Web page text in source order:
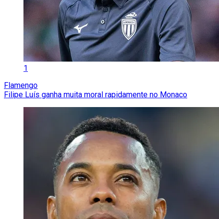
1
Flamengo
Filipe Luís ganha muita moral rapidamente no Monaco